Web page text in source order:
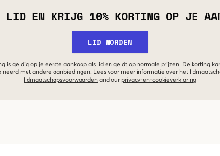
LID EN KRIJG 10% KORTING OP JE
LID WORDEN
is geldig op je eerste aankoop als lid en geldt op normale prijzen. De korting
met andere aanbiedingen. Lees voor meer informatie over het
lidmaatschapsvoorwaarden and our privacy-en-cookieverklaring